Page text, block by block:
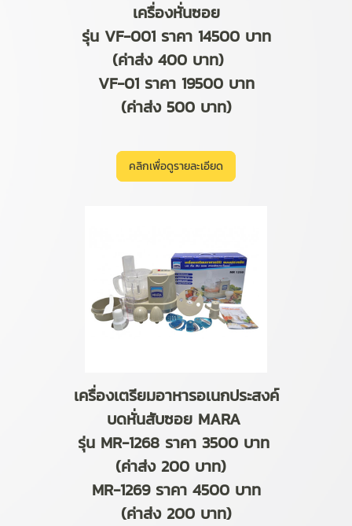
เครื่องหั่นซอย
รุ่น VF-001 ราคา 14500 บาท
(ค่าส่ง 400 บาท)
VF-01 ราคา 19500 บาท
(ค่าส่ง 500 บาท)
คลิกเพื่อดูรายละเอียด
เครื่องเตรียมอาหารอเนกประสงค์
บดหั่นสับซอย MARA
รุ่น MR-1268 ราคา 3500 บาท
(ค่าส่ง 200 บาท)
MR-1269 ราคา 4500 บาท
(ค่าส่ง 200 บาท)